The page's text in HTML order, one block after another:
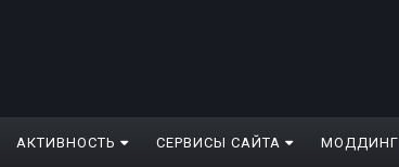
АКТИВНОСТЬ СЕРВИСЫ САЙТА МОДДИНГ